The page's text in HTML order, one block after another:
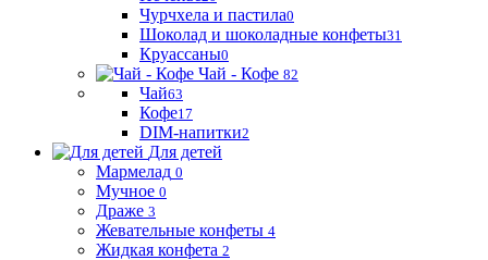
Чурчхела и пастила0
Шоколад и шоколадные конфеты31
Круассаны0
Чай - Кофе 82
Чай63
Кофе17
DIM-напитки2
Для детей
Мармелад 0
Мучное 0
Драже 3
Жевательные конфеты 4
Жидкая конфета 2